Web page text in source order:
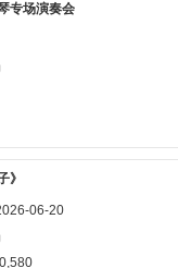
专场演奏会
》
06-20